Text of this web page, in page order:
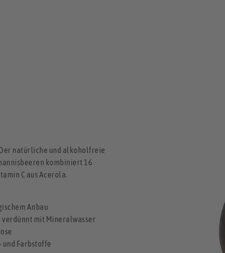
natürliche und alkoholfreie
kombiniert 16
C aus Acerola.
Anbau
verdünnt mit Mineralwasser
und Farbstoffe